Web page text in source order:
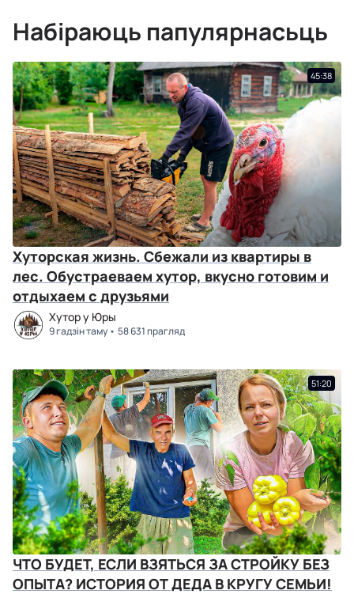
Набіраюць папулярнасьць
45:38
Хуторская жизнь. Сбежали из квартиры в
лес. Обустраеваем хутор, вкусно готовим и
отдыхаем с друзьями
Хутор у Юры
9 гадзін таму 58 631 прагляд
51:20
ЧТО БУДЕТ, ЕСЛИ ВЗЯТЬСЯ ЗА СТРОЙКУ БЕЗ
ОПЫТА? ИСТОРИЯ ОТ ДЕДА В КРУГУ СЕМЬИ!